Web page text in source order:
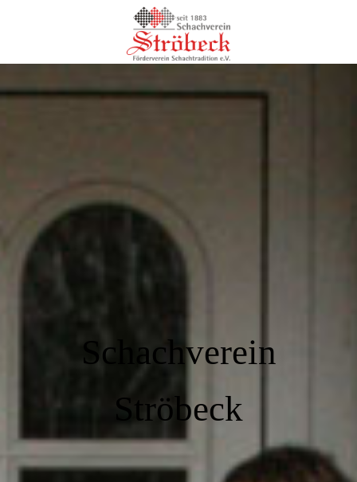
Schachverein
Ströbeck